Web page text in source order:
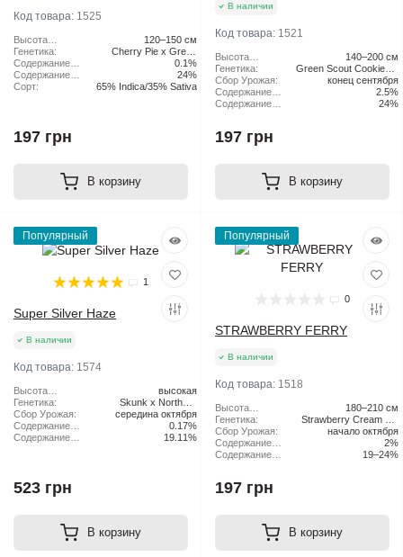
Код товара: 1525
Высота
растения:
120–150 см
Генетика:
Cherry Pie x Green
Scout Cookies
Содержание
CBD:
0.1%
Содержание
ТГК:
24%
Сорт:
65% Indica/35% Sativa
197 грн
В корзину
В наличии
Код товара: 1521
Высота
растения:
140–200 см
Генетика:
Green Scout Cookies x
Tangie
Сбор Урожая:
конец сентября
Содержание
CBD:
2.5%
Содержание
24%
197 грн
В корзину
Популярный
1
Super Silver Haze
В наличии
Код товара: 1574
Высота
растения:
высокая
Генетика:
Skunk x Northern
Lights x Haze
Сбор Урожая:
середина октября
Содержание
CBD:
0.17%
Содержание
19.11%
523 грн
В корзину
Популярный
0
STRAWBERRY FERRY
В наличии
Код товара: 1518
Высота
растения:
180–210 см
Генетика:
Strawberry Cream Pie
x Original Haze
Сбор Урожая:
начало октября
Содержание
CBD:
2%
Содержание
19–24%
197 грн
В корзину